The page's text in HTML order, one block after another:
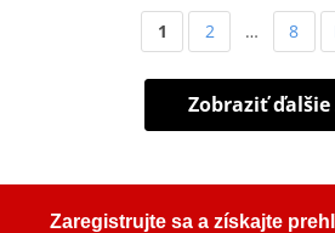
1 2 … 8
Zobraziť ďalšie
Zaregistrujte sa a získajte